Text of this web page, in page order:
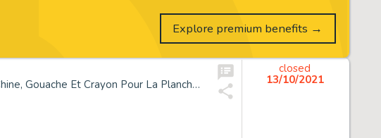
*Enki Bilal Né En 1951 Partie de Chasse Encre de Chine, Gouache Et Crayon Pour La Planche 72 de Cet Album Publié En 1983 Aux...
closed
13/10/2021
Explore premium benefits →